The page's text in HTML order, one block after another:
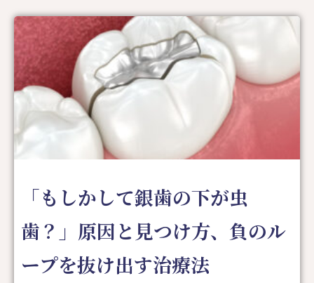
「もしかして銀歯の下が虫
歯？」原因と見つけ方、負のル
ープを抜け出す治療法